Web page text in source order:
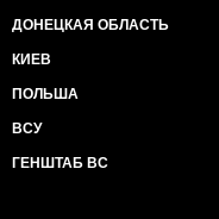
ДОНЕЦКАЯ ОБЛАСТЬ
КИЕВ
ПОЛЬША
ВСУ
ГЕНШТАБ ВС